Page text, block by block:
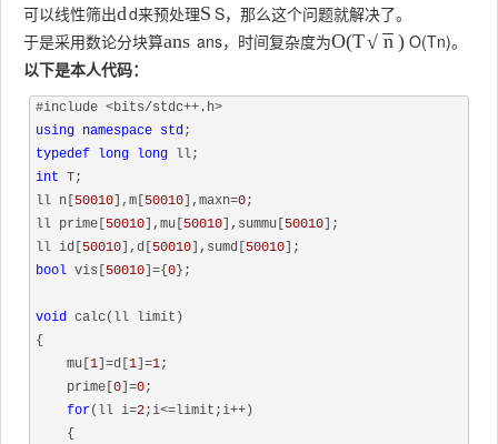
可以线性筛出dd来预处理S S，那么这个问题就解决了。
于是采用数论分块算ans ans，时间复杂度为O(T n
−
−
√ ) O(Tn)。
以下是本人代码：
#include <bits/stdc++.h>
using namespace std
typedef
long long
int T;
ll n[ 50010 ],m[ 50010 ],maxn=0;
ll prime[ 50010 ],mu[ 50010 ],summu[ 50010 ];
ll id[ 50010 ],d[ 50010 ],sumd[ 50010
bool vis[ 50010 ]={ 0 };
void calc(ll limit)
{
    mu[
1 ]=d[ 1 ]=1;
    prime[
0 ]=0;
for(ll i=2;i<=limit;i++)